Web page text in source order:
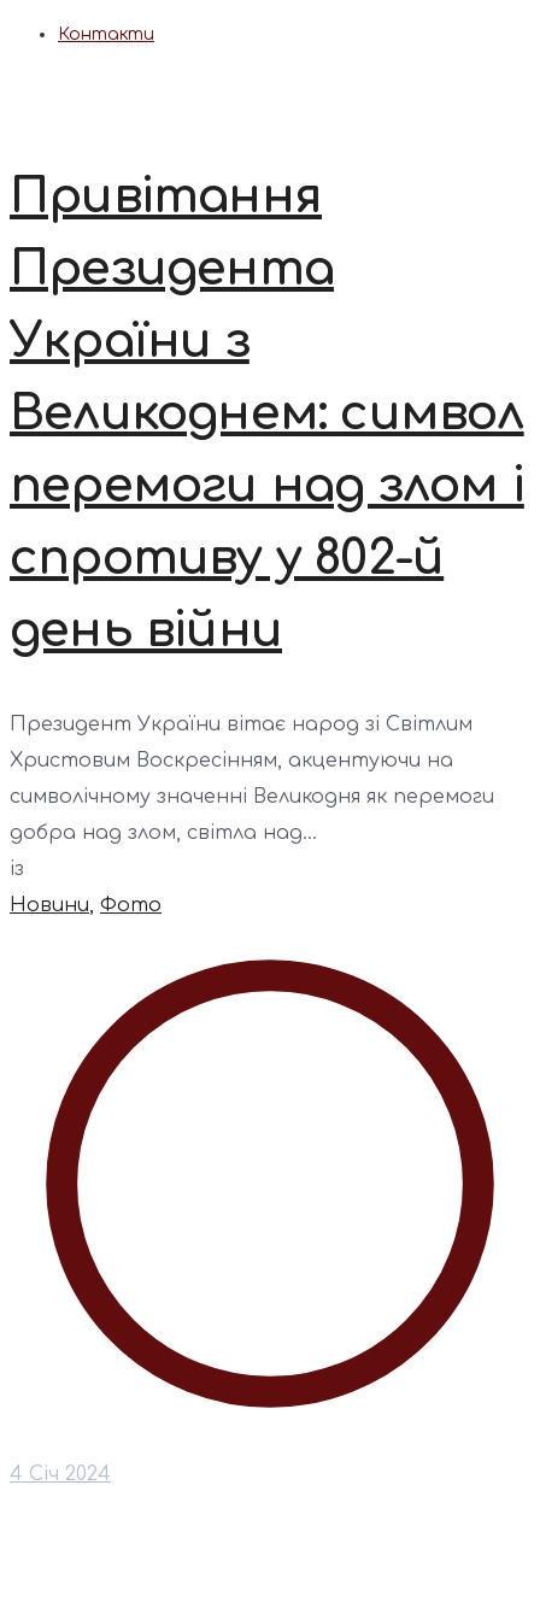
Контакти
Привітання
Президента
України з
Великоднем: символ
перемоги над злом і
спротиву у 802-й
день війни
Президент України вітає народ зі Світлим
Христовим Воскресінням, акцентуючи на
символічному значенні Великодня як перемоги
добра над злом, світла над...
із
Новини, Фото
4 Січ 2024